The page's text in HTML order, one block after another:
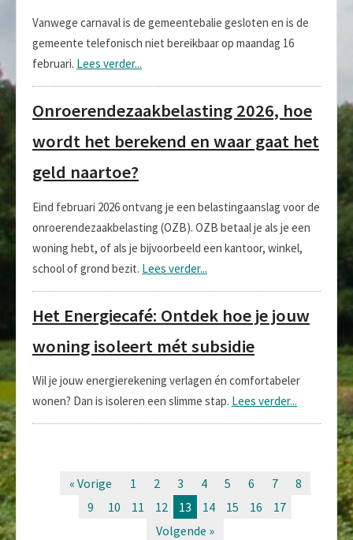
Vanwege carnaval is de gemeentebalie gesloten en is de
gemeente telefonisch niet bereikbaar op maandag 16
februari. Lees verder...
Onroerendezaakbelasting 2026, hoe
wordt het berekend en waar gaat het
geld naartoe?
Eind februari 2026 ontvang je een belastingaanslag voor de
onroerendezaakbelasting (OZB). OZB betaal je als je een
woning hebt, of als je bijvoorbeeld een kantoor, winkel,
school of grond bezit. Lees verder...
Het Energiecafé: Ontdek hoe je jouw
woning isoleert mét subsidie
Wil je jouw energierekening verlagen én comfortabeler
wonen? Dan is isoleren een slimme stap. Lees verder...
« Vorige 1 2 3 4 5 6 7
8
9
10 11 12 13 14 15 16
17
Volgende »